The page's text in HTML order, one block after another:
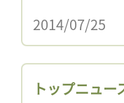
2014/07/25
トップニュー